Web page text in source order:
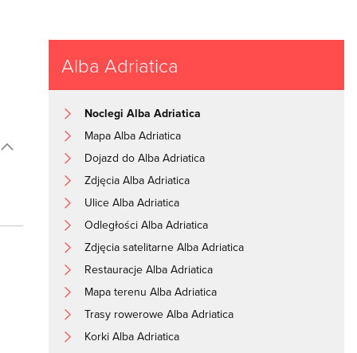
Alba Adriatica
Noclegi Alba Adriatica
Mapa Alba Adriatica
Dojazd do Alba Adriatica
Zdjęcia Alba Adriatica
Ulice Alba Adriatica
Odległości Alba Adriatica
Zdjęcia satelitarne Alba Adriatica
Restauracje Alba Adriatica
Mapa terenu Alba Adriatica
Trasy rowerowe Alba Adriatica
Korki Alba Adriatica